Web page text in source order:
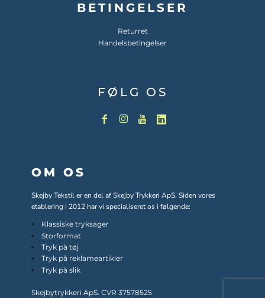
BETINGELSER
Returret
Handelsbetingelser
FØLG OS
OM OS
Skejby Tekstil er en del af Skejby Trykkeri ApS. Siden vores
etablering i 2012 har vi specialiseret os i følgende:
Klassiske tryksager
Storformat
Tryk på tøj
Tryk på reklameartikler
Tryk på slik
Skejbytrykkeri ApS. CVR 37578525